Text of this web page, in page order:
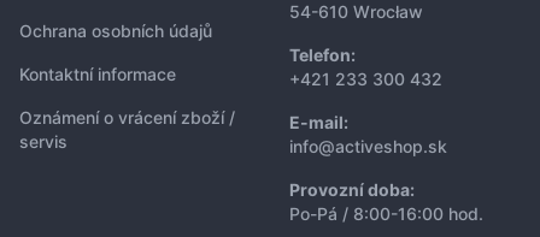
Ochrana osobních údajů
Kontaktní informace
Oznámení o vrácení zboží /
servis
54-610 Wrocław
Telefon:
+421 233 300 432
E-mail:
info@activeshop.sk
Provozní doba:
Po-Pá / 8:00-16:00 hod.